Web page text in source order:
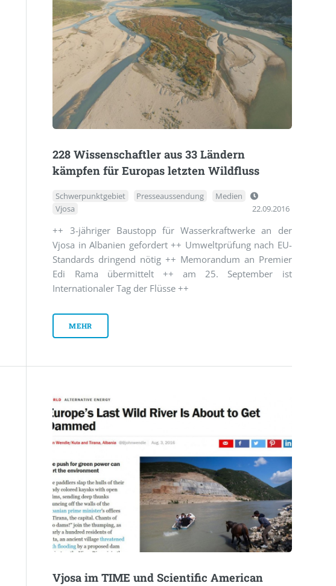
228 Wissenschaftler aus 33 Ländern
kämpfen für Europas letzten Wildfluss
Schwerpunktgebiet Presseaussendung
Medien
Vjosa
22.09.2016
++ 3-jähriger Baustopp für Wasserkraftwerke an der
Vjosa in Albanien gefordert ++ Umweltprüfung nach EU-
Standards dringend nötig ++ Memorandum an Premier
Edi Rama übermittelt ++ am 25. September ist
Internationaler Tag der Flüsse ++
MEHR
Vjosa im TIME und Scientific American